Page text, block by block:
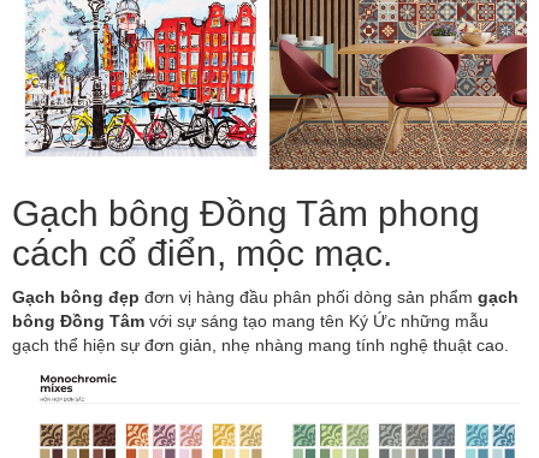
Gạch bông Đồng Tâm phong
cách cổ điển, mộc mạc.
Gạch bông đẹp đơn vị hàng đầu phân phối dòng sản phẩm gạch
bông Đồng Tâm với sự sáng tạo mang tên Ký Ức những mẫu
gạch thể hiện sự đơn giản, nhẹ nhàng mang tính nghệ thuật cao.